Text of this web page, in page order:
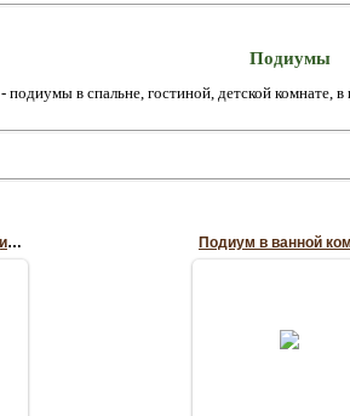
Подиумы
в спальне, гостиной, детской комнате,
Подиумная конструкция в ванной комнате